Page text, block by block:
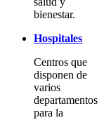
bienestar.
Hospitales
Centros que
disponen de
varios
departamentos
para la